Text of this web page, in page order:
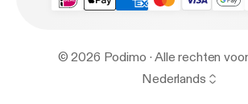
© 2026 Podimo · Alle rechten
Nederlands